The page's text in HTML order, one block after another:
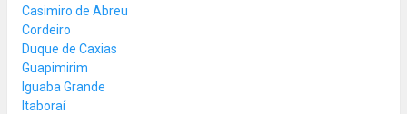
Casimiro de Abreu
Cordeiro
Duque de Caxias
Guapimirim
Iguaba Grande
Itaboraí